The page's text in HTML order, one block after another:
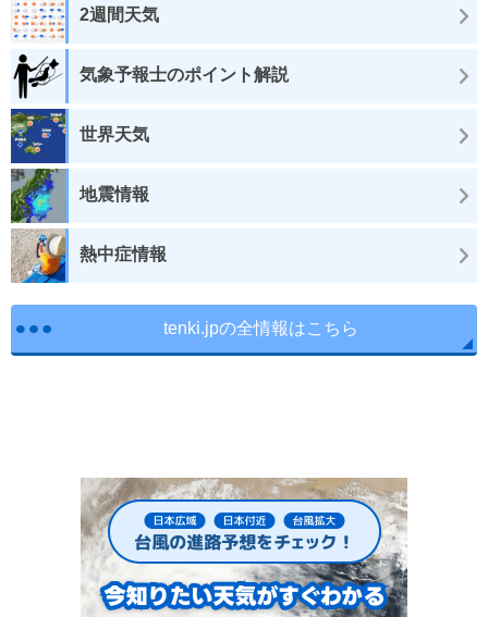
2週間天気
気象予報士のポイント解説
世界天気
地震情報
熱中症情報
tenki.jpの全情報はこちら